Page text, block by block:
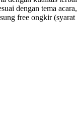
dengan tema
free ongkir